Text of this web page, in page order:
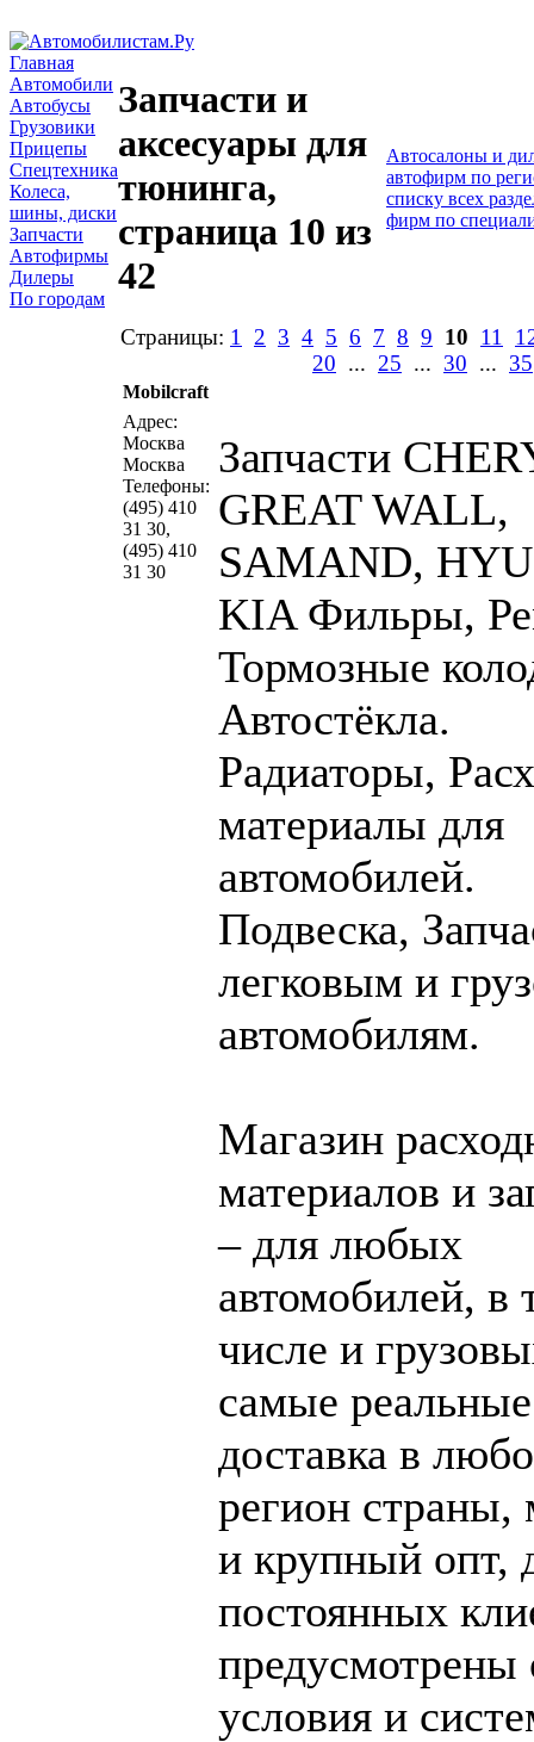
Главная
Автомобили
Автобусы
Грузовики
Прицепы
Спецтехника
Колеса,
шины, диски
Запчасти
Автофирмы
Дилеры
По городам
Запчасти и
аксесуары для
тюнинга,
страница 10 из
42
Автосалоны и
автофирм по
списку всех
фирм по
Страницы: 1 2 3 4 5 6 7 8 9 10 11
20 ... 25 ... 30 ... 35
Mobilcraft
Адрес:
Москва
Москва
Телефоны:
(495) 410
31 30,
(495) 410
31 30
Запчасти
GREAT WALL,
SAMAND,
KIA Фильры,
Тормозные
Автостёкла.
Радиаторы,
материалы для
автомобилей.
Подвеска,
легковым и
автомобилям.
Магазин
материалов и
– для любых
автомобилей, в
числе и
самые
доставка в
регион страны,
и крупный опт,
постоянных
предусмотрены
условия и